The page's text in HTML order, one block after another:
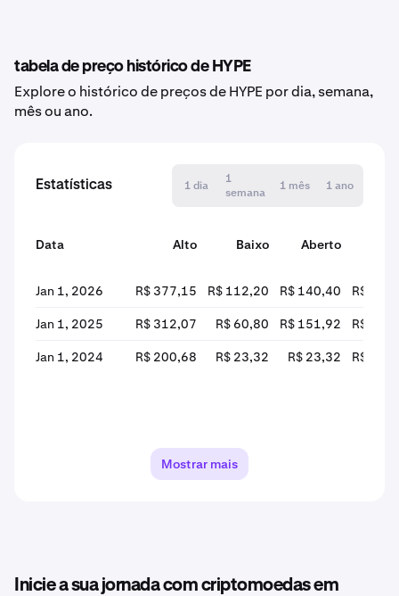
tabela de preço histórico de HYPE
Explore o histórico de preços de HYPE por dia, semana,
mês ou ano.
Estatísticas 1 dia
1
semana
1 mês 1 ano
Data Alto Baixo Aberto
Jan 1, 2026 R$ 377,15 R$ 112,20 R$ 140,40 R$
Jan 1, 2025 R$ 312,07 R$ 60,80 R$ 151,92 R$
Jan 1, 2024 R$ 200,68 R$ 23,32 R$ 23,32 R$
Mostrar mais
Inicie a sua jornada com criptomoedas em